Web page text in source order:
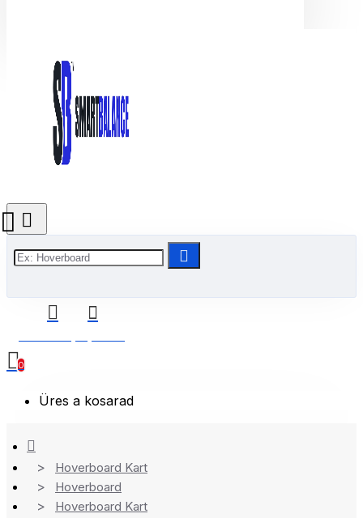
0
Üres a kosarad
Hoverboard Kart
Hoverboard
Hoverboard Kart